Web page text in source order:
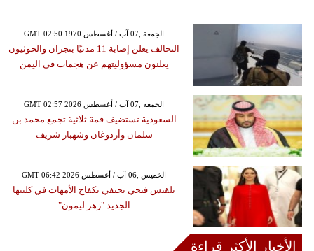
GMT 02:50 1970 الجمعة ,07 آب / أغسطس
التحالف يعلن إصابة 11 مدنيًا بنجران والحوثيون
يعلنون مسؤوليتهم عن هجمات في اليمن
GMT 02:57 2026 الجمعة ,07 آب / أغسطس
السعودية تستضيف قمة ثلاثية تجمع محمد بن
سلمان وأردوغان وشهباز شريف
GMT 06:42 2026 الخميس ,06 آب / أغسطس
بلقيس فتحي تحتفي بكفاح الأمهات في كليبها
الجديد "زهر ليمون"
الأخبار الأكثر قراءة